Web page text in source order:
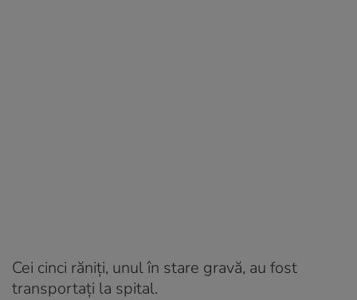
Cei cinci răniți, unul în stare gravă, au fost
transportați la spital.